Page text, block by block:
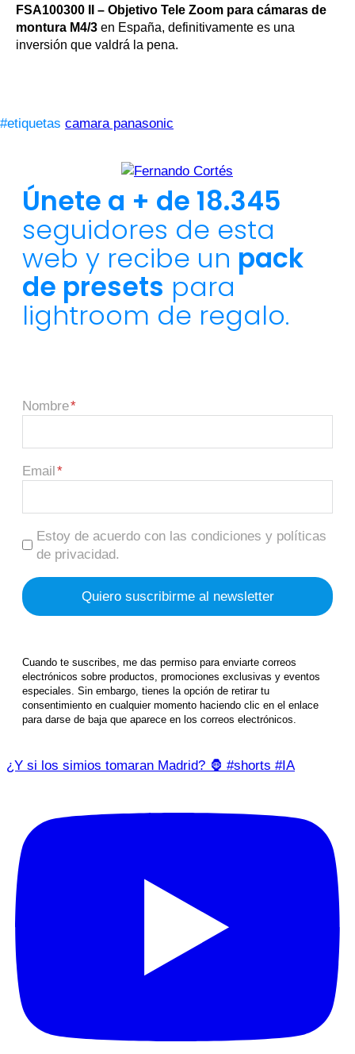
FSA100300 II – Objetivo Tele Zoom para cámaras de
montura M4/3 en España, definitivamente es una
inversión que valdrá la pena.
#etiquetas camara panasonic
Únete a + de 18.345
seguidores de esta
web y recibe un pack
de presets para
lightroom de regalo.
Nombre
Email
Estoy de acuerdo con las condiciones y políticas
de privacidad.
Cuando te suscribes, me das permiso para enviarte correos
electrónicos sobre productos, promociones exclusivas y eventos
especiales. Sin embargo, tienes la opción de retirar tu
consentimiento en cualquier momento haciendo clic en el enlace
para darse de baja que aparece en los correos electrónicos.
¿Y si los simios tomaran Madrid? 🦍 #shorts #IA